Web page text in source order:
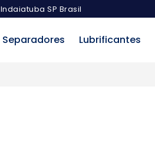
Indaiatuba SP Brasil
Separadores Lubrificantes